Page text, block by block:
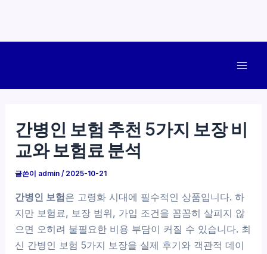
간병인 보험 추천 5가지 보장 비
교와 보험료 분석
글쓴이 admin/ 2025-10-21
간병인 보험은 고령화 시대에 필수적인 상품입니다. 하
지만 보험료, 보장 범위, 가입 조건을 꼼꼼히 살피지 않
으면 오히려 불필요한 비용 부담이 커질 수 있습니다. 최
신 간병인 보험 5가지 보장을 실제 후기와 객관적 데이